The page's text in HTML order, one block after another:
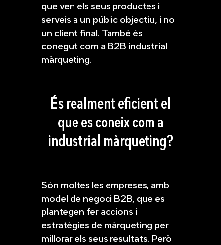
que ven els seus productes i
serveis a un públic objectiu, i no
un client final. També és
conegut com a B2B industrial
màrqueting.
És realment eficient el
que es coneix com a
industrial màrqueting?
Són moltes les empreses, amb
model de negoci B2B, que es
plantegen fer accions i
estratègies de màrqueting per
millorar els seus resultats. Però